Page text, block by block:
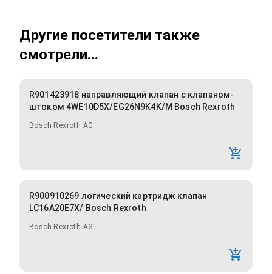
Другие посетители также
смотрели...
R901423918 направляющий клапан с клапаном-
штоком 4WE10D5X/EG26N9K4K/M Bosch Rexroth
Bosch Rexroth AG
R900910269 логический картридж клапан
LC16A20E7X/ Bosch Rexroth
Bosch Rexroth AG